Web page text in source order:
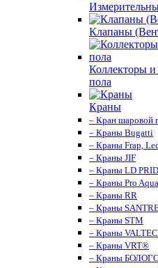
Клапаны
Коллекторы
пола
Краны
– Кран шаровой
– Краны Bugatti
– Краны Frap,
– Краны JIF
– Краны LD
– Краны Pro Aqua
– Краны RR
– Краны
– Краны STM
– Краны VALTEC
– Краны VRT®
– Краны